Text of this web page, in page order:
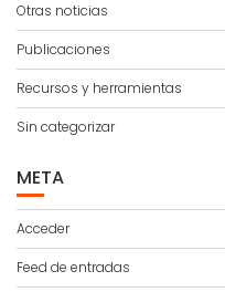
Otras noticias
Publicaciones
Recursos y herramientas
Sin categorizar
META
Acceder
Feed de entradas